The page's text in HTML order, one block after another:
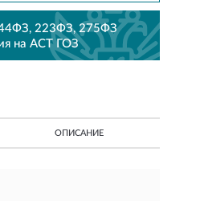
223ФЗ, 275ФЗ
на АСТ ГОЗ
ОПИСАНИЕ